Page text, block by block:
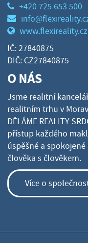
+420 725 653 500
www.flexireality.cz
IČ: 27840875
DIČ: CZ27840875
O NÁS
Jsme realitní
realitním trhu v
DĚLÁME REALITY
přístup každého
úspěšné a
člověka s člověkem.
Více o